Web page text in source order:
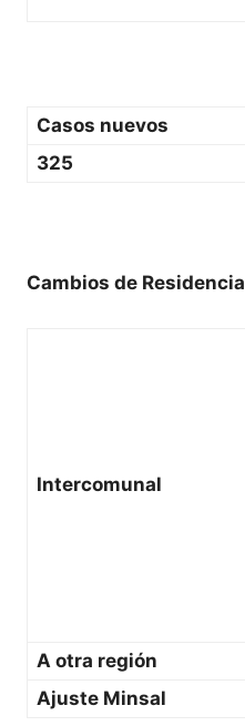
Casos nuevos
325
Cambios de Residencia
Intercomunal
A otra región
Ajuste Minsal